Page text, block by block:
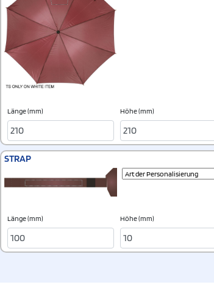
Länge (mm) Höhe (mm)
STRAP
Länge (mm) Höhe (mm)